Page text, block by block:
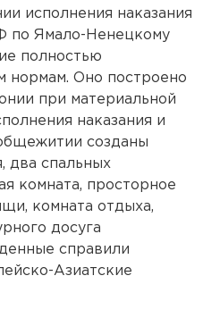
исполнения наказания
по Ямало-Ненецкому
полностью
нормам. Оно построено
при материальной
наказания и
созданы
два спальных
комната, просторное
комната отдыха,
досуга
справили
Азиатские